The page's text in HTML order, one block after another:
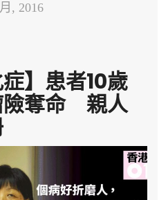
, 2016
症】患者10歲
奪命 親人